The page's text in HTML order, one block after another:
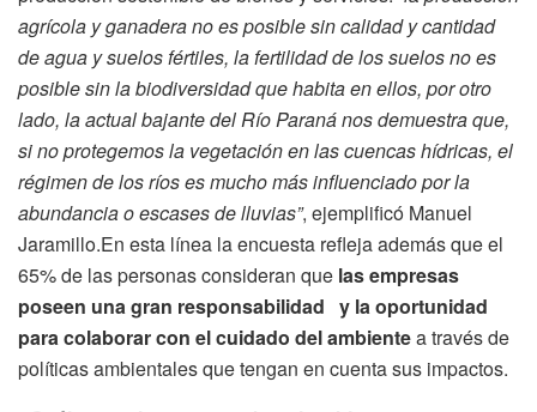
agrícola y ganadera no es posible sin calidad y cantidad
de agua y suelos fértiles, la fertilidad de los suelos no es
posible sin la biodiversidad que habita en ellos, por otro
lado, la actual bajante del Río Paraná nos demuestra que,
si no protegemos la vegetación en las cuencas hídricas, el
régimen de los ríos es mucho más influenciado por la
abundancia o escases de lluvias”, ejemplificó Manuel
Jaramillo.En esta línea la encuesta refleja además que el
65% de las personas consideran que las empresas
poseen una gran responsabilidad y la oportunidad
para colaborar con el cuidado del ambientea través de
políticas ambientales que tengan en cuenta sus impactos.